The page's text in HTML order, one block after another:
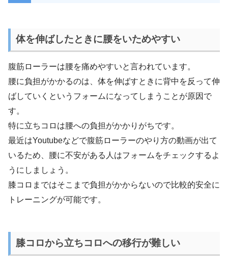
体を伸ばしたときに腰をいためやすい
腹筋ローラーは腰を痛めやすいと言われています。
腰に負担がかかるのは、体を伸ばすときに背中を反って伸
ばしていくというフォームになってしまうことが原因で
す。
特に立ちコロは腰への負担がかかりがちです。
最近はYoutubeなどで腹筋ローラーのやり方の動画が出て
いるため、腰に不安がある人はフォームをチェックするよ
うにしましょう。
膝コロまではそこまで負担がかからないので比較的安全に
トレーニングが可能です。
膝コロから立ちコロへの移行が難しい